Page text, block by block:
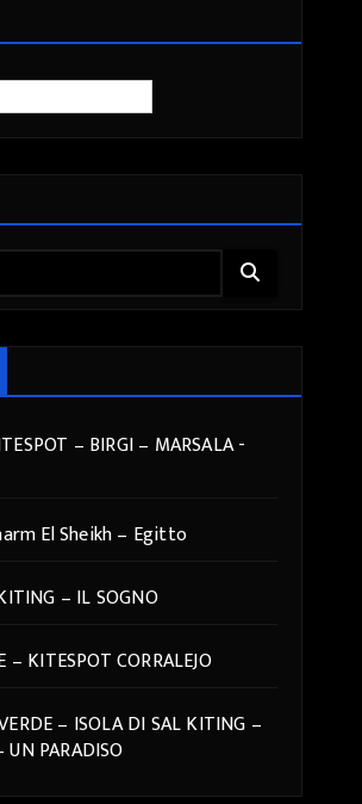
– BIRGI – MARSALA -
El Sheikh – Egitto
– IL SOGNO
– KITESPOT CORRALEJO
– ISOLA DI SAL KITING –
PARADISO